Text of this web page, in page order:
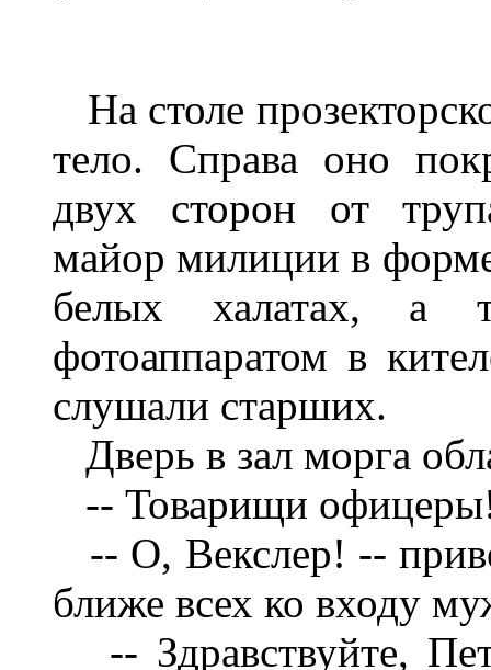
На столе
тело. Справа оно
двух сторон от
майор милиции в ф
белых халатах, а
фотоаппаратом в
слушали старших.
Дверь в зал морга
-- Товарищи
-- О, Векслер! --
ближе всех ко входу
-- Здравствуйте,